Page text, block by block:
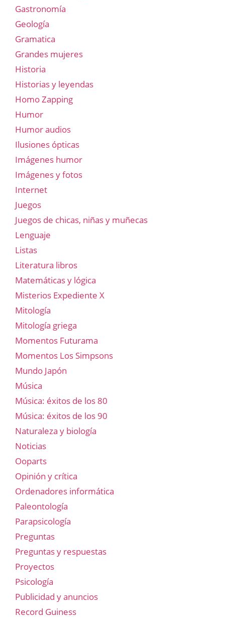
Gastronomía
Geología
Gramatica
Grandes mujeres
Historia
Historias y leyendas
Homo Zapping
Humor
Humor audios
Ilusiones ópticas
Imágenes humor
Imágenes y fotos
Internet
Juegos
Juegos de chicas, niñas y muñecas
Lenguaje
Listas
Literatura libros
Matemáticas y lógica
Misterios Expediente X
Mitología
Mitología griega
Momentos Futurama
Momentos Los Simpsons
Mundo Japón
Música
Música: éxitos de los 80
Música: éxitos de los 90
Naturaleza y biología
Noticias
Ooparts
Opinión y crítica
Ordenadores informática
Paleontología
Parapsicología
Preguntas
Preguntas y respuestas
Proyectos
Psicología
Publicidad y anuncios
Record Guiness